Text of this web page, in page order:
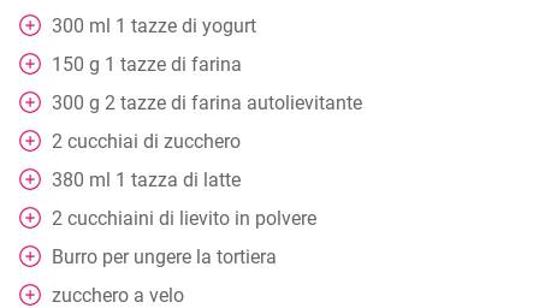
300 ml 1 tazze di yogurt
150 g 1 tazze di farina
300 g 2 tazze di farina autolievitante
2 cucchiai di zucchero
380 ml 1 tazza di latte
2 cucchiaini di lievito in polvere
Burro per ungere la tortiera
zucchero a velo